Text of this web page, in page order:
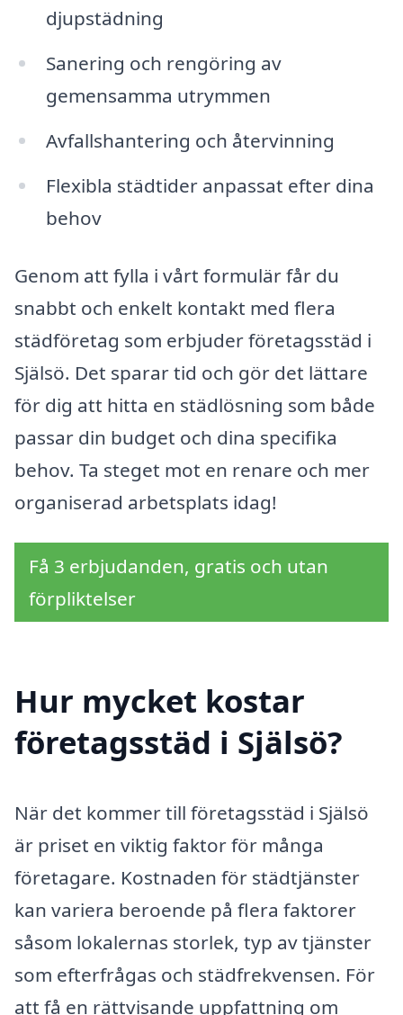
djupstädning
Sanering och rengöring av
gemensamma utrymmen
Avfallshantering och återvinning
Flexibla städtider anpassat efter dina
behov
Genom att fylla i vårt formulär får du
snabbt och enkelt kontakt med flera
städföretag som erbjuder företagsstäd i
Själsö. Det sparar tid och gör det lättare
för dig att hitta en städlösning som både
passar din budget och dina specifika
behov. Ta steget mot en renare och mer
organiserad arbetsplats idag!
Få 3 erbjudanden, gratis och utan
förpliktelser
Hur mycket kostar
företagsstäd i Själsö?
När det kommer till företagsstäd i Själsö
är priset en viktig faktor för många
företagare. Kostnaden för städtjänster
kan variera beroende på flera faktorer
såsom lokalernas storlek, typ av tjänster
som efterfrågas och städfrekvensen. För
att få en rättvisande uppfattning om